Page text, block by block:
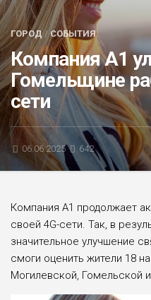
БЛИЦ-ОПРОС
АФИША
ГОРОД/СОБЫТИЯ
Компания А1
Гомельщине
сети
06.06.2025 642
Компания А1 продолжает
своей 4G-сети. Так, в
значительное улучшение
смоги оценить жители 18
Могилевской, Гомельской